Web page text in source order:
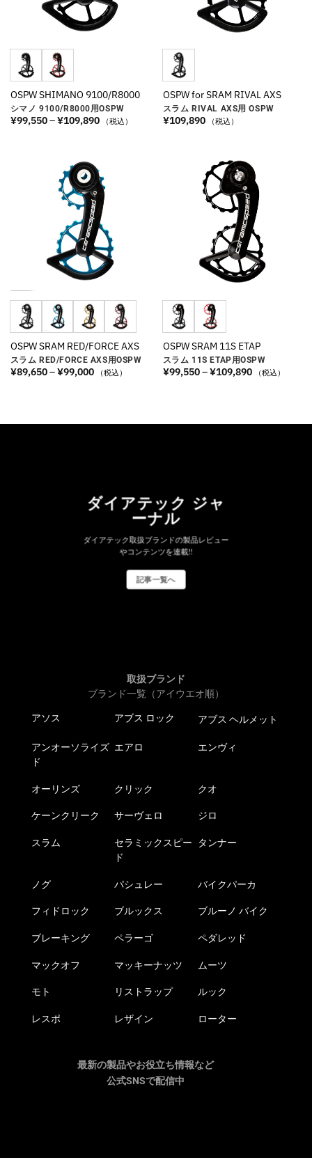
OSPW SHIMANO 9100/R8000
シマノ 9100/R8000用OSPW
¥99,550–¥109,890価
格
（税込）
OSPW for SRAM RIVAL AXS
スラム RIVAL AXS用 OSPW
¥109,890 （税込）
OSPW SRAM RED/FORCE AXS
スラム RED/FORCE AXS用OSPW
¥89,650–¥99,000価
格
（税込）
OSPW SRAM 11S ETAP
スラム 11S ETAP用OSPW
¥99,550–¥109,890価
格
（税込）
ダイアテック ジャ
ーナル
ダイアテック取扱ブランドの製品レビュー
やコンテンツを連載!!
記事一覧へ
取扱ブランド
ブランド一覧（アイウエオ順）
アソス アブス ロック アブス ヘルメット
アンオーソライズ
ド
エアロ エンヴィ
オーリンズ クリック クオ
ケーンクリーク サーヴェロ ジロ
スラム
セラミックスピー
ド
タンナー
ノグ パシュレー バイクパーカ
フィドロック ブルックス ブルーノ バイク
ブレーキング ペラーゴ ペダレッド
マックオフ マッキーナッツ ムーツ
モト リストラップ ルック
レスポ レザイン ローター
最新の製品やお役立ち情報など
公式SNSで配信中